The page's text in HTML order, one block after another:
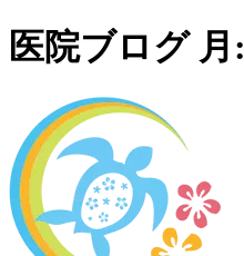
医院ブログ 月: